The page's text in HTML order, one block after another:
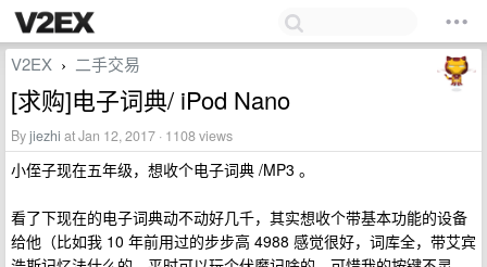
V2EX › 二手交易
[求购]电子词典/ iPod Nano
Byjiezhi at Jan 12, 2017 · 1108 views
小侄子现在五年级，想收个电子词典 /MP3 。
看了下现在的电子词典动不动好几千，其实想收个带基本功能的设备
给他（比如我 10 年前用过的步步高 4988 感觉很好，词库全，带艾宾